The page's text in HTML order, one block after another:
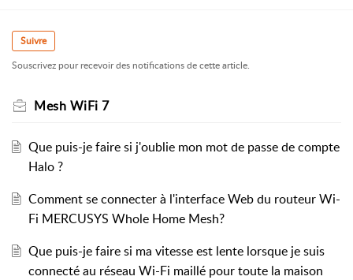
Suivre
Souscrivez pour recevoir des notifications de cette article.
Mesh WiFi 7
Que puis-je faire si j'oublie mon mot de passe de compte
Halo ?
Comment se connecter à l'interface Web du routeur Wi-
Fi MERCUSYS Whole Home Mesh?
Que puis-je faire si ma vitesse est lente lorsque je suis
connecté au réseau Wi-Fi maillé pour toute la maison